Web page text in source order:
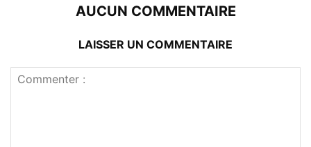
AUCUN COMMENTAIRE
LAISSER UN COMMENTAIRE